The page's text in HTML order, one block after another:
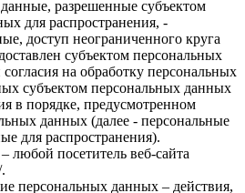
разрешенные субъектом
для распространения, -
доступ неограниченного круга
субъектом персональных
на обработку персональных
субъектом персональных данных
в порядке, предусмотренном
данных (далее - персональные
для распространения).
любой посетитель веб-сайта
персональных данных – действия,